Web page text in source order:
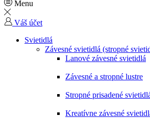
Menu
Váš účet
Svietidlá
Závesné svietidlá (stropné
Lanové závesné svietidlá
Závesné a stropné lustre
Stropné prisadené
Kreatívne závesné